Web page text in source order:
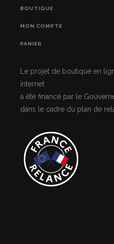
BOUTIQUE
MON COMPTE
PANIER
Le projet de boutique en
internet
a été financé par le
dans le cadre du plan de